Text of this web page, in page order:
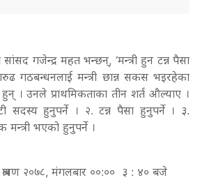
गजेन्द्र महत भन्छन्, ‘मन्त्री हुन टन्न पैसा
गठबन्धनलाई मन्त्री छान्न सकस भइरहेका
। उनले प्राथमिकताका तीन शर्त औल्याए ।
सदस्य हुनुपर्ने । २. टन्न पैसा हुनुपर्ने । ३.
भएको हुनुपर्ने ।
श्रावण २०७८, मंगलबार ००:०० ३ : ४० बजे